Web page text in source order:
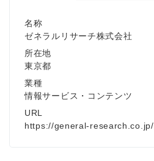
名称
ゼネラルリサーチ株式会社
所在地
東京都
業種
情報サービス・コンテンツ
URL
https://general-research.co.jp/